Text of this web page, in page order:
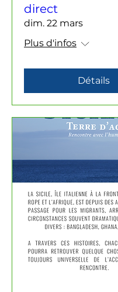
direct
dim. 22 mars
Plus d'infos
Détails